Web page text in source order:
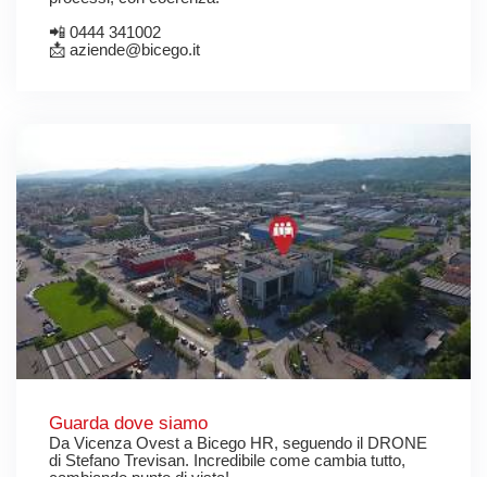
📲 0444 341002
📩 aziende@bicego.it
Guarda dove siamo
Da Vicenza Ovest a Bicego HR, seguendo il DRONE
di Stefano Trevisan. Incredibile come cambia tutto,